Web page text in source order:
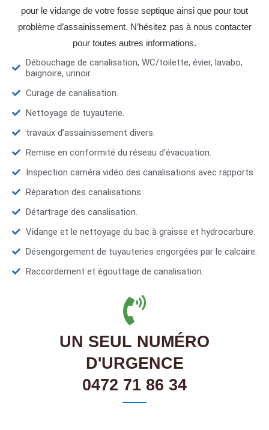
pour le vidange de votre fosse septique ainsi que pour tout
problème d’assainissement. N’hésitez pas à nous contacter
pour toutes autres informations.
Débouchage de canalisation, WC/toilette, évier, lavabo,
baignoire, urinoir.
Curage de canalisation.
Nettoyage de tuyauterie.
travaux d’assainissement divers.
Remise en conformité du réseau d'évacuation.
Inspection caméra vidéo des canalisations avec rapports.
Réparation des canalisations.
Détartrage des canalisation.
Vidange et le nettoyage du bac à graisse et hydrocarbure.
Désengorgement de tuyauteries engorgées par le calcaire.
Raccordement et égouttage de canalisation.
UN SEUL NUMÉRO
D'URGENCE
0472 71 86 34